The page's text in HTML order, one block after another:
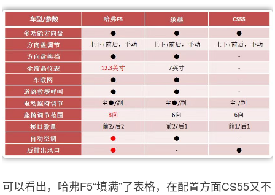
可以看出，哈弗F5“填满”了表格，在配置方面CS55又不